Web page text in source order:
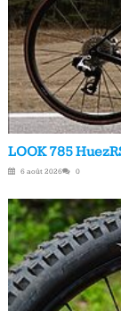
LOOK 785
6 août 2026 0